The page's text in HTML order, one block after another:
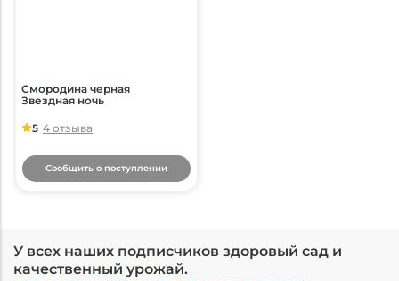
Смородина черная
Звездная ночь
5 4 отзыва
Сообщить о поступлении
У всех наших подписчиков здоровый сад и
качественный урожай.